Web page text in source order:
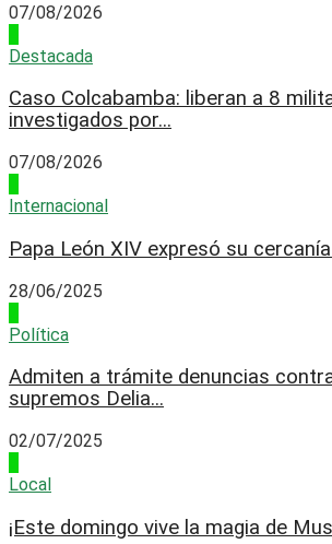
07/08/2026
Destacada
Caso Colcabamba: liberan a 8
investigados por...
07/08/2026
Internacional
Papa León XIV expresó su
28/06/2025
Política
Admiten a trámite denuncias
supremos Delia...
02/07/2025
Local
¡Este domingo vive la magia de